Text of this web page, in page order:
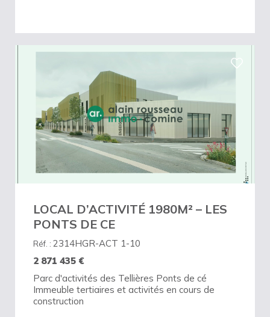
LOCAL D’ACTIVITÉ 1980M² – LES
PONTS DE CE
Réf. : 2314HGR-ACT 1-10
2 871 435 €
Parc d'activités des Tellières Ponts de cé
Immeuble tertiaires et activités en cours de
construction